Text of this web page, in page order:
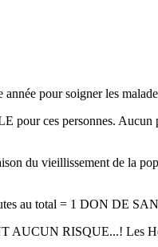
pour soigner les
pour ces personnes.
du vieillissement de la
au total = 1 DON DE
RISQUE...! Les